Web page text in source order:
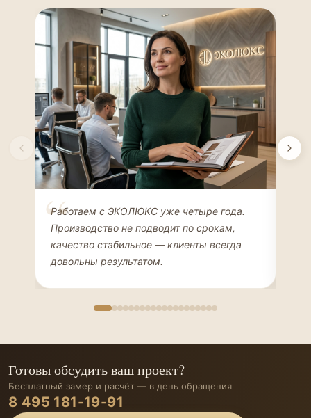
Елена Соколова
ДИЗАЙНЕР ИНТЕРЬЕРОВ
Работаем с ЭКОЛЮКС уже четыре года.
Производство не подводит по срокам,
качество стабильное — клиенты всегда
довольны результатом.
Готовы обсудить ваш проект?
Бесплатный замер и расчёт — в день обращения
8 495 181-19-91